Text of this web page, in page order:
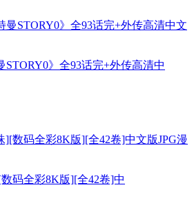
STORY0》全93话完+外传高清中
码全彩8K版][全42卷]中